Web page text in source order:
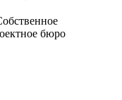
бюро